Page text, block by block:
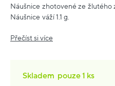
Náušnice zhotovené ze
Náušnice váží 1.1 g.
Přečíst si více
Skladem pouze1 ks